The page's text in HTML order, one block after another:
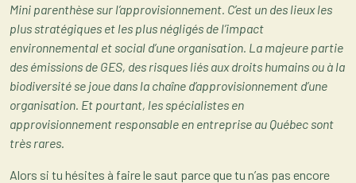
Mini parenthèse sur l’approvisionnement. C’est un des lieux les
plus stratégiques et les plus négligés de l’impact
environnemental et social d’une organisation. La majeure partie
des émissions de GES, des risques liés aux droits humains ou à la
biodiversité se joue dans la chaîne d’approvisionnement d’une
organisation. Et pourtant, les spécialistes en
approvisionnement responsable en entreprise au Québec sont
très rares.
Alors si tu hésites à faire le saut parce que tu n’as pas encore